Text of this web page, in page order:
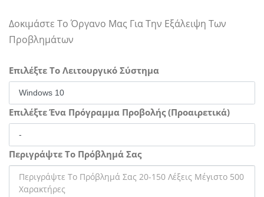
Δοκιμάστε Το Όργανο Μας Για Την Εξάλειψη Των
Προβλημάτων
Επιλέξτε Το Λειτουργικό Σύστημα
Επιλέξτε Ένα Πρόγραμμα Προβολής (Προαιρετικά)
Περιγράψτε Το Πρόβλημά Σας